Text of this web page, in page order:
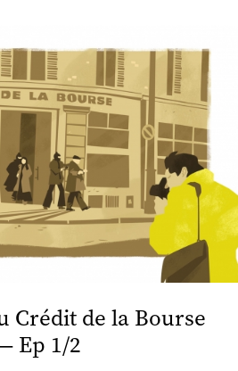
Crédit de la Bourse
Ep 1/2